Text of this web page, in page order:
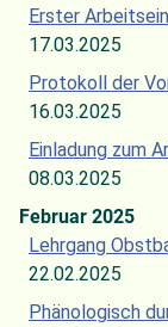
Erster
17.03.2025
Protokoll der
16.03.2025
Einladung zum
08.03.2025
Februar 2025
Lehrgang
22.02.2025
Phänologisch